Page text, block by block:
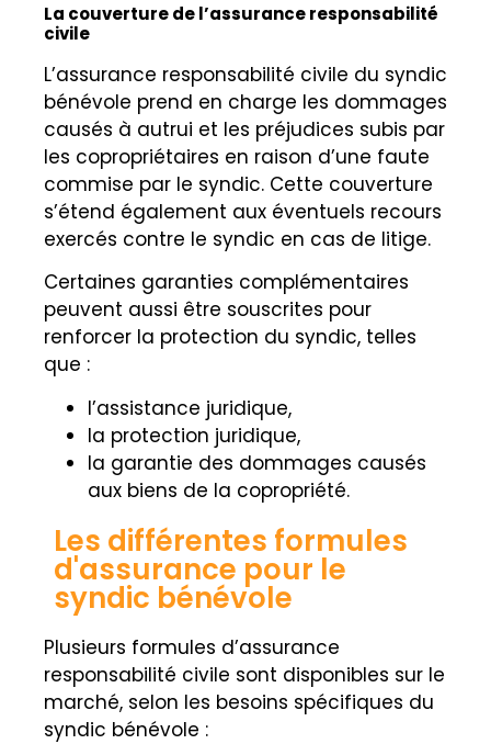
La couverture de l’assurance responsabilité
civile
L’assurance responsabilité civile du syndic
bénévole prend en charge les dommages
causés à autrui et les préjudices subis par
les copropriétaires en raison d’une faute
commise par le syndic. Cette couverture
s’étend également aux éventuels recours
exercés contre le syndic en cas de litige.
Certaines garanties complémentaires
peuvent aussi être souscrites pour
renforcer la protection du syndic, telles
que :
l’assistance juridique,
la protection juridique,
la garantie des dommages causés
aux biens de la copropriété.
Les différentes formules
d'assurance pour le
syndic bénévole
Plusieurs formules d’assurance
responsabilité civile sont disponibles sur le
marché, selon les besoins spécifiques du
syndic bénévole :